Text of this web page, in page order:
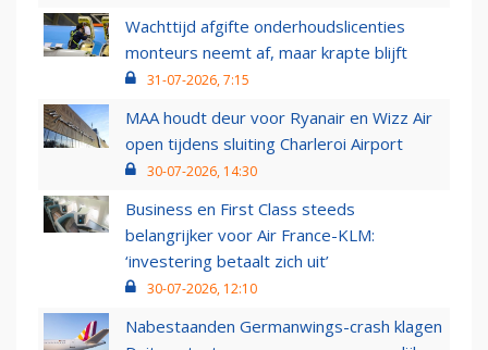
Wachttijd afgifte onderhoudslicenties
monteurs neemt af, maar krapte blijft
31-07-2026, 7:15
MAA houdt deur voor Ryanair en Wizz Air
open tijdens sluiting Charleroi Airport
30-07-2026, 14:30
Business en First Class steeds
belangrijker voor Air France-KLM:
‘investering betaalt zich uit’
30-07-2026, 12:10
Nabestaanden Germanwings-crash klagen